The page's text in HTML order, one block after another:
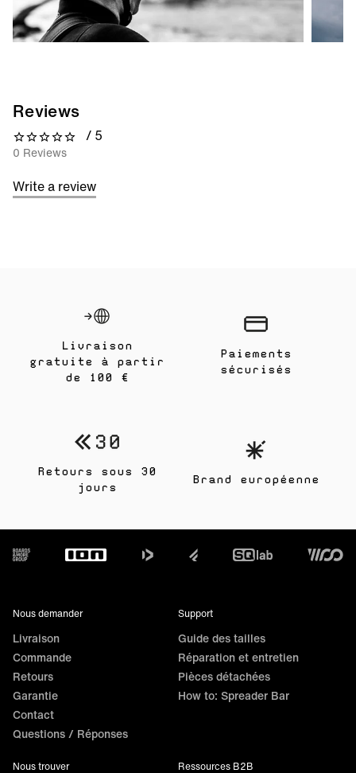
Reviews
0 out of 5 stars
/ 5
0 Reviews
Write a review
Livraison
gratuite à partir
de 100 €
Retours sous 30
jours
Paiements
sécurisés
Brand européenne
Footer
Nous demander
Livraison
Commande
Retours
Garantie
Contact
Questions / Réponses
Support
Guide des tailles
Réparation et entretien
Pièces détachées
How to: Spreader Bar
Nous trouver Ressources B2B